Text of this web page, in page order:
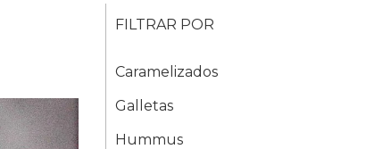
FILTRAR POR
Caramelizados
Galletas
Hummus